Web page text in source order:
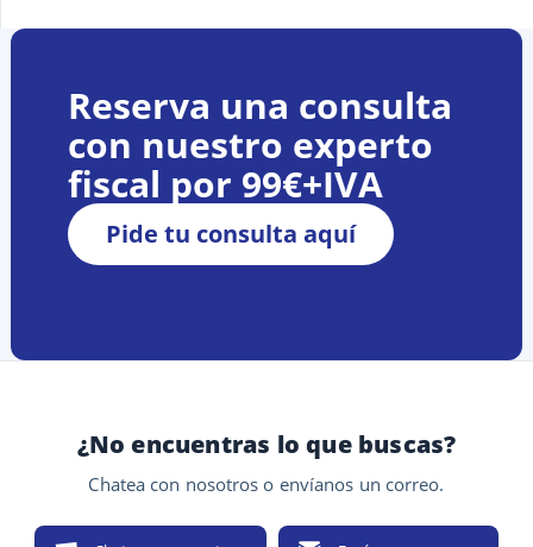
Reserva una consulta
con nuestro experto
fiscal por 99€+IVA
Pide tu consulta aquí
¿No encuentras lo que buscas?
Chatea con nosotros o envíanos un correo.